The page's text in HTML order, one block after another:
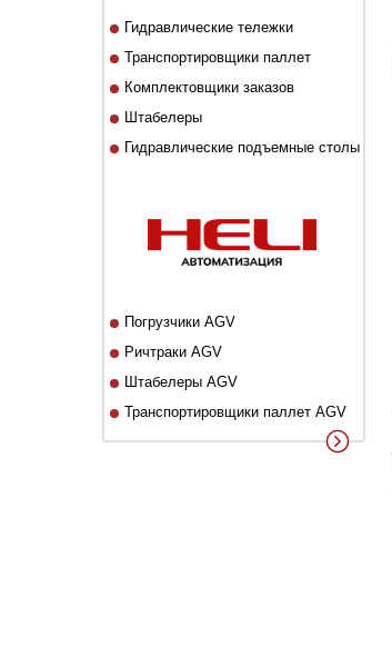
Гидравлические тележки
Транспортировщики паллет
Комплектовщики заказов
Штабелеры
Гидравлические подъемные столы
Погрузчики AGV
Ричтраки AGV
Штабелеры AGV
Транспортировщики паллет AGV